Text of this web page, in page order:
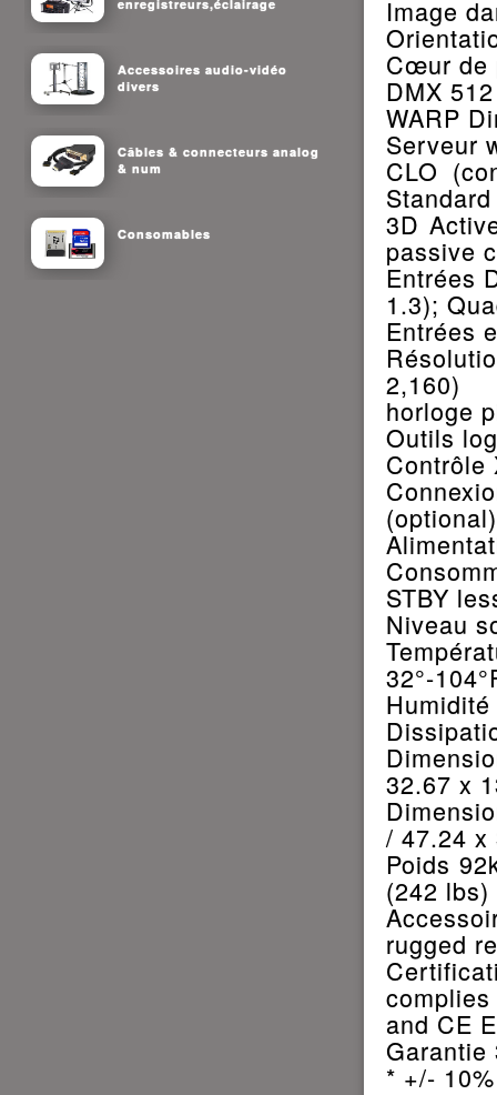
enregistreurs,éclairage
Accessoires audio-vidéo
divers
Câbles & connecteurs analog
& num
Consomables
Image
Cœur de
DMX
WARP
Serveur
CLO
Standard
3D
passive
Entrées
1.3);
Entrées
2,160)
horloge
Outils
Contrôle
(optional)
STBY
Niveau
32°-
32.67 x
/ 47.24 x
Poids
(242 lbs)
rugged
and CE
Garantie
* +/- 10%